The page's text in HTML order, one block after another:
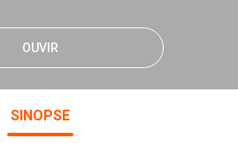
OUVIR
SINOPSE